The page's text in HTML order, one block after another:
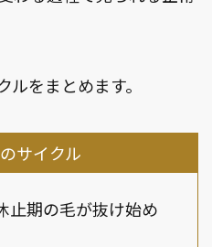
をまとめます。
サイクル
止期の毛が抜け始め